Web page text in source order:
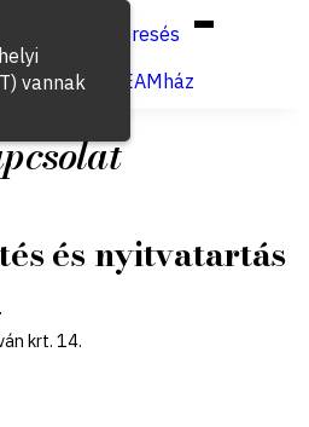
Keresés
VígSTREAMház
és nyitvatartás
krt. 14.